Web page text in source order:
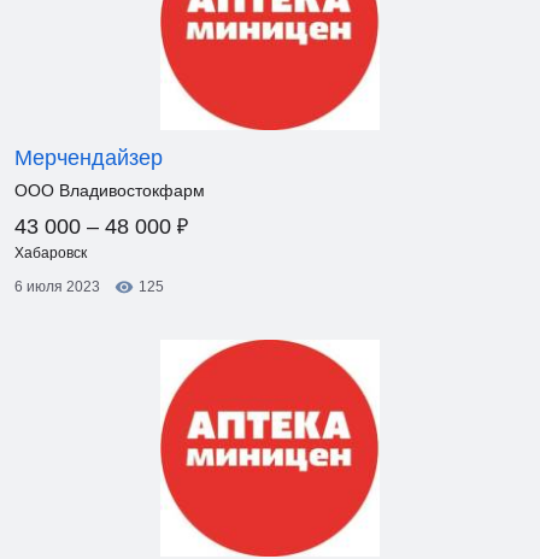
Мерчендайзер
ООО Владивостокфарм
43 000 – 48 000 ₽
Хабаровск
6 июля 2023
125